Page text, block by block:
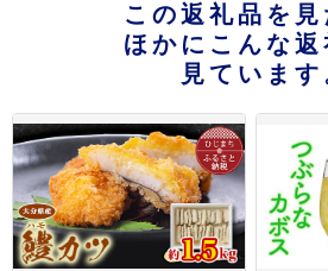
この返礼品を見
ほかにこんな返
見ています